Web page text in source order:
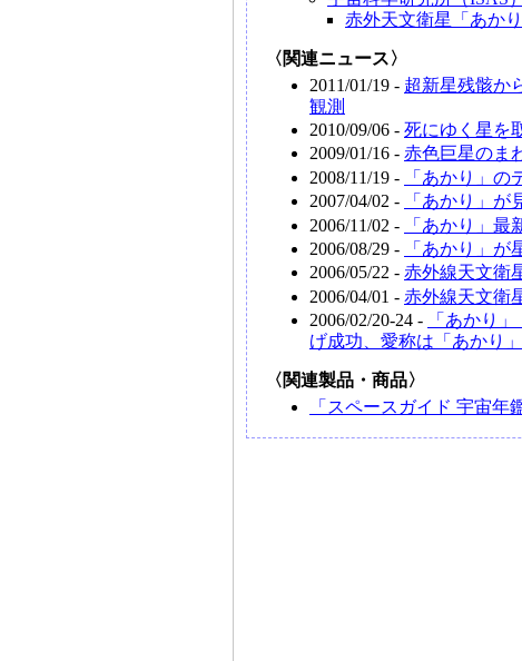
赤外天文衛星「あか
〈関連ニュース〉
2011/01/19 - 超新星残骸か
観測
2010/09/06 - 死にゆく星を
2009/01/16 - 赤色巨星のま
2008/11/19 -
「あかり」の
2007/04/02 -
「あかり」
2006/11/02 -
「あかり」
2006/08/29 -
「あかり」が
2006/05/22 - 赤外線天文衛
2006/04/01 - 赤外線天文衛
2006/02/20-24 -
「あかり
げ成功、愛称は「あかり」
〈関連製品・商品〉
「スペースガイド 宇宙年